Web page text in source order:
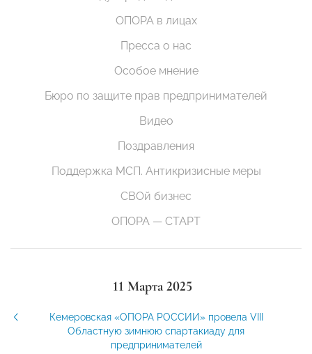
ОПОРА в лицах
Пресса о нас
Особое мнение
Бюро по защите прав предпринимателей
Видео
Поздравления
Поддержка МСП. Антикризисные меры
СВОй бизнес
ОПОРА — СТАРТ
11 Марта 2025
Кемеровская «ОПОРА РОССИИ» провела VIII
Областную зимнюю спартакиаду для
предпринимателей